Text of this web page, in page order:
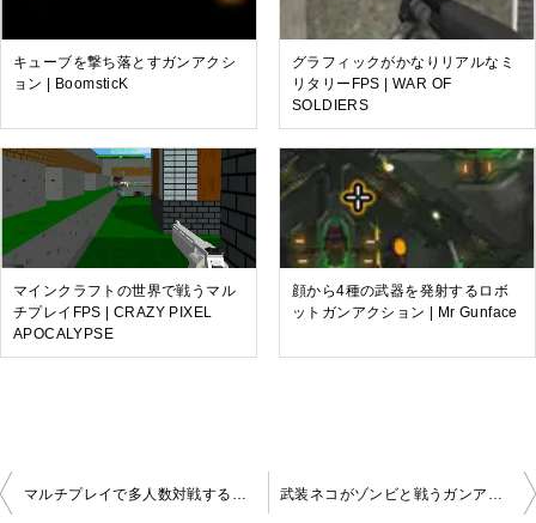
キューブを撃ち落とすガンアクシ
ョン | BoomsticK
グラフィックがかなりリアルなミ
リタリーFPS | WAR OF
SOLDIERS
マインクラフトの世界で戦うマル
チプレイFPS | CRAZY PIXEL
APOCALYPSE
顔から4種の武器を発射するロボ
ットガンアクション | Mr Gunface
投
稿
マルチプレイで多人数対戦するガンアクションゲーム | Gats IO 武装ネコがゾンビと戦うガンアクション | Armored Kitten